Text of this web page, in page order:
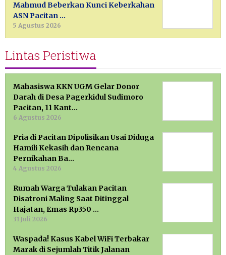
Mahmud Beberkan Kunci Keberkahan
ASN Pacitan …
5 Agustus 2026
Lintas Peristiwa
Mahasiswa KKN UGM Gelar Donor
Darah di Desa Pagerkidul Sudimoro
Pacitan, 11 Kant…
6 Agustus 2026
Pria di Pacitan Dipolisikan Usai Diduga
Hamili Kekasih dan Rencana
Pernikahan Ba…
4 Agustus 2026
Rumah Warga Tulakan Pacitan
Disatroni Maling Saat Ditinggal
Hajatan, Emas Rp350 …
31 Juli 2026
Waspada! Kasus Kabel WiFi Terbakar
Marak di Sejumlah Titik Jalanan